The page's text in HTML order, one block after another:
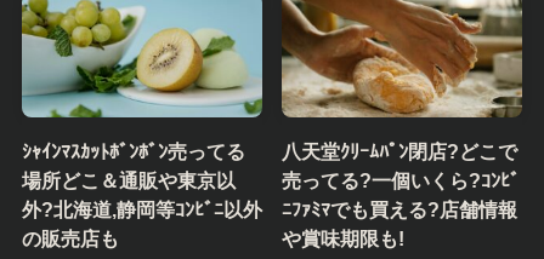
ｼｬｲﾝﾏｽｶｯﾄﾎﾞﾝﾎﾞﾝ売ってる
場所どこ＆通販や東京以
外?北海道,静岡等ｺﾝﾋﾞﾆ以外
の販売店も
八天堂ｸﾘｰﾑﾊﾟﾝ閉店?どこで
売ってる?一個いくら?ｺﾝﾋﾞ
ﾆﾌｧﾐﾏでも買える?店舗情報
や賞味期限も!